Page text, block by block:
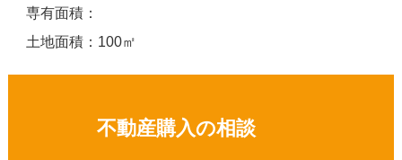
専有面積：
土地面積：100㎡
不動産購入の相談